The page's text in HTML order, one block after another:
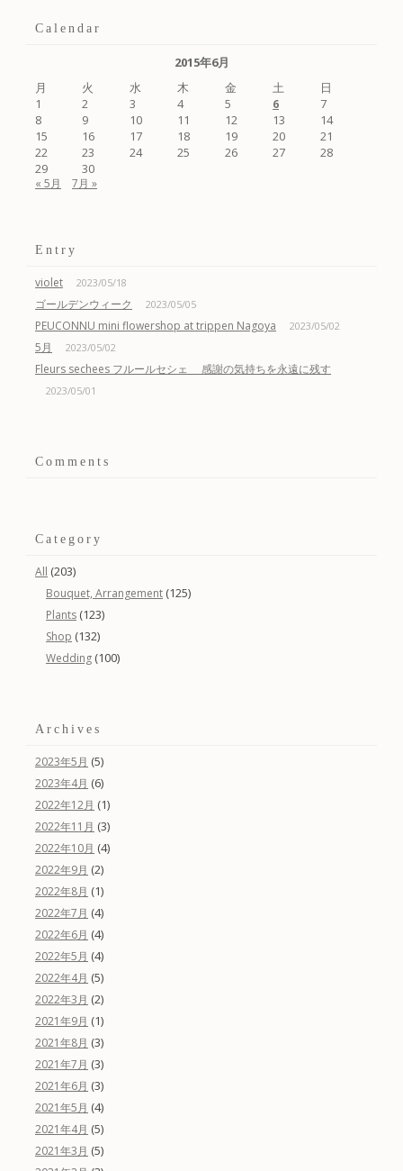
Calendar
2015年6月
月
火 水 木 金 土
日
1
2 3 4 5 6
7
8
9 10 11 12 13
14
15
16 17 18 19 20
21
22
23 24 25 26 27
28
29
30
« 5月 7月 »
Entry
violet 2023/05/18
ゴールデンウィーク 2023/05/05
PEUCONNU mini flowershop at trippen Nagoya 2023/05/02
5月 2023/05/02
Fleurs sechees フルールセシェ 感謝の気持ちを永遠に残す
2023/05/01
Comments
Category
All (203)
Bouquet, Arrangement (125)
Plants (123)
Shop (132)
Wedding (100)
Archives
2023年5月 (5)
2023年4月 (6)
2022年12月 (1)
2022年11月 (3)
2022年10月 (4)
2022年9月 (2)
2022年8月 (1)
2022年7月 (4)
2022年6月 (4)
2022年5月 (4)
2022年4月 (5)
2022年3月 (2)
2021年9月 (1)
2021年8月 (3)
2021年7月 (3)
2021年6月 (3)
2021年5月 (4)
2021年4月 (5)
2021年3月 (5)